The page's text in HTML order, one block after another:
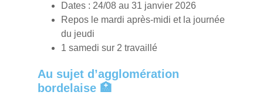
Dates : 24/08 au 31 janvier 2026
Repos le mardi après-midi et la journée
du jeudi
1 samedi sur 2 travaillé
Au sujet d’agglomération
bordelaise 🏥